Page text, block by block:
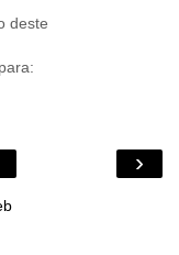
deste
›